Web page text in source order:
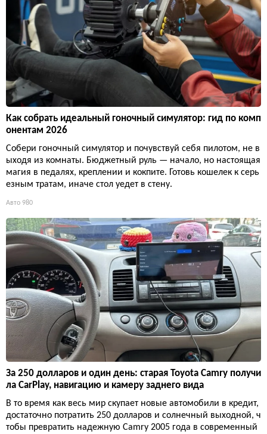
Как собрать идеальный гоночный симулятор: гид по комп
онентам 2026
Собери гоночный симулятор и почувствуй себя пилотом, не в
ыходя из комнаты. Бюджетный руль — начало, но настоящая
магия в педалях, креплении и кокпите. Готовь кошелек к серь
езным тратам, иначе стол уедет в стену.
Авто 980
За 250 долларов и один день: старая Toyota Camry получи
ла CarPlay, навигацию и камеру заднего вида
В то время как весь мир скупает новые автомобили в кредит,
достаточно потратить 250 долларов и солнечный выходной, ч
тобы превратить надежную Camry 2005 года в современный